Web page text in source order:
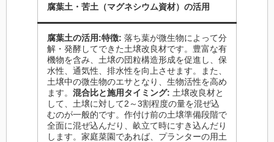
腐葉土・苦土（マグネシウム資材）の活用
腐葉土の活用:特徴: 落ち葉が微生物によって分
解・発酵してできた土壌改良材です。豊富な有
機物を含み、土壌の団粒構造形成を促進し、保
水性、通気性、排水性を向上させます。また、
土壌中の微生物のエサとなり、生物活性を高め
ます。 混合比と施用タイミング: 土壌改良材と
して、土壌に対して2～3割程度の量を混ぜ込
むのが一般的です。作付け前の土壌準備段階で
全面に混ぜ込んだり、畝立て時にすき込んだり
します。家庭菜園であれば、プランターの用土